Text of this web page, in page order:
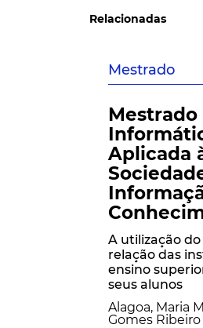
Relacionadas
Mestrado
Mestrado
Aplicada
A utilização
relação das
ensino
seus alunos
Alagoa, Maria
Gomes Ribeiro